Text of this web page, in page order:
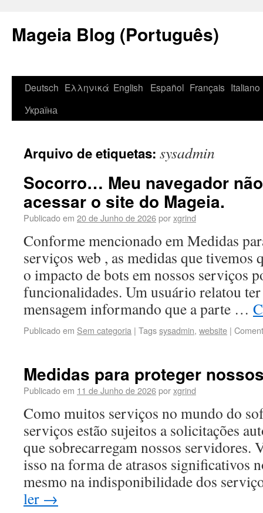
Mageia Blog (Português)
Deutsch Ελληνικά English Español Français Italiano
Україна
Arquivo de etiquetas: sysadmin
Socorro… Meu navegador
acessar o site do Mageia.
Publicado em 20 de Junho de 2026porxgrind
Conforme mencionado em Medidas
serviços web , as medidas que tivemos
o impacto de bots em nossos serviços
funcionalidades. Um usuário relatou
mensagem informando que a parte …
Publicado em Sem categoria | Tagssysadmin, website |
Medidas para proteger
Publicado em 11 de Junho de 2026porxgrind
Como muitos serviços no mundo do
serviços estão sujeitos a solicitações
que sobrecarregam nossos servidores.
isso na forma de atrasos significativos
mesmo na indisponibilidade dos
ler →